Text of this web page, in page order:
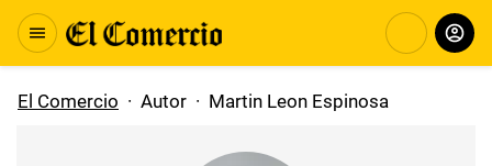
El Comercio · Autor · Martin Leon Espinosa